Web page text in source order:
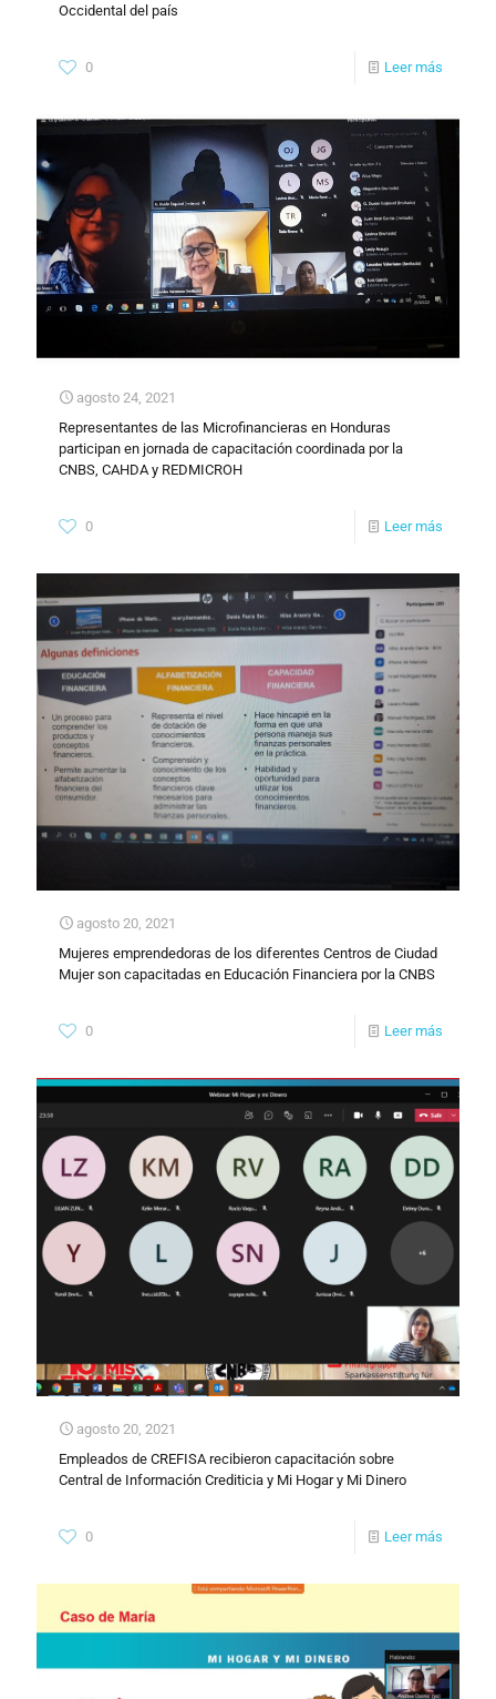
Occidental del país
0 Leer más
agosto 24, 2021
Representantes de las Microfinancieras en Honduras
participan en jornada de capacitación coordinada por la
CNBS, CAHDA y REDMICROH
0 Leer más
agosto 20, 2021
Mujeres emprendedoras de los diferentes Centros de Ciudad
Mujer son capacitadas en Educación Financiera por la CNBS
0 Leer más
agosto 20, 2021
Empleados de CREFISA recibieron capacitación sobre
Central de Información Crediticia y Mi Hogar y Mi Dinero
0 Leer más